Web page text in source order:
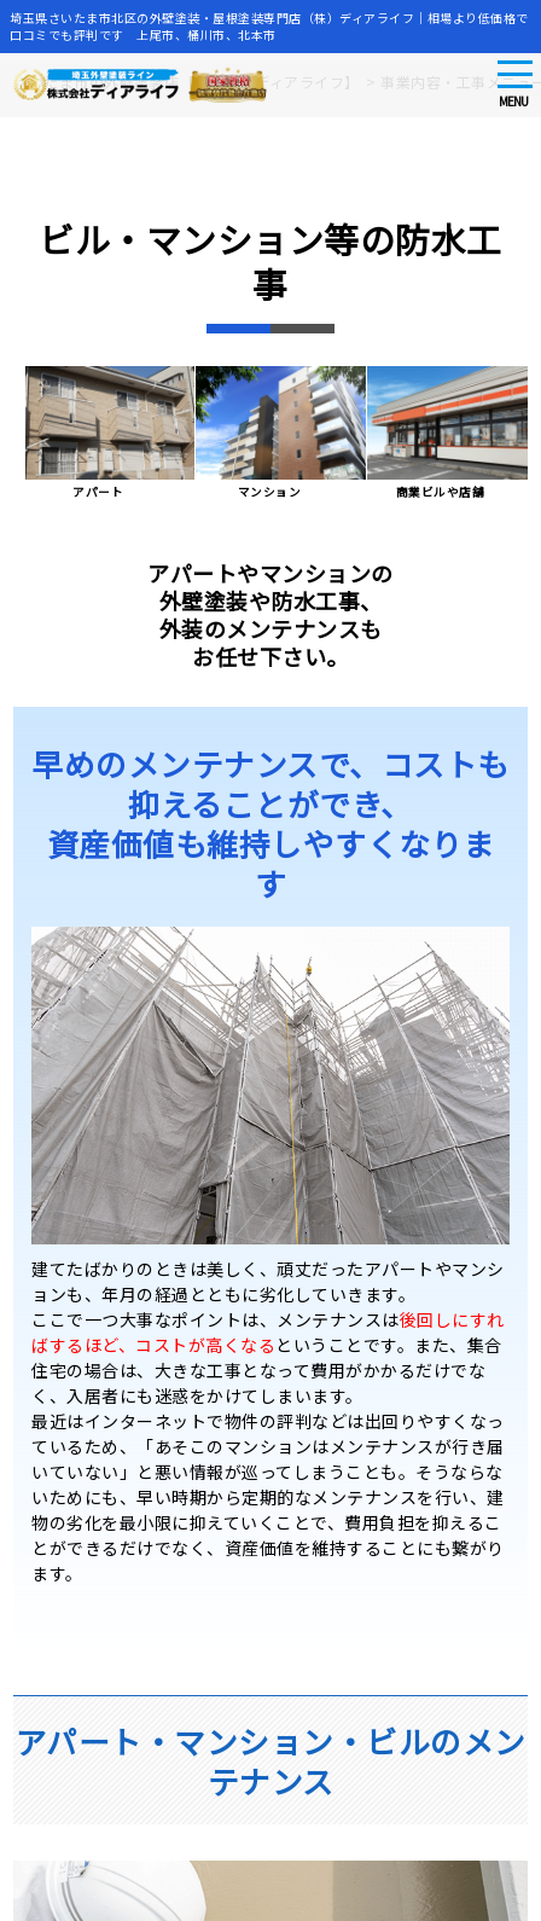
Skip
to
埼玉県さいたま市北区の外壁塗装・屋根塗装専門店（株）ディアライフ｜相場より低価格で
口コミでも評判です 上尾市、桶川市、北本市
MENU
さいたま市の外壁塗装店【株式会社ディアライフ】 事業内容・工事メニュ
ビル・マンション等の防水工
事
アパート マンション 商業ビルや店舗
アパートやマンションの
外壁塗装や防水工事、
外装のメンテナンスも
お任せ下さい。
早めのメンテナンスで、コストも
抑えることができ、
資産価値も維持しやすくなりま
す
建てたばかりのときは美しく、頑丈だったアパートやマンシ
ョンも、年月の経過とともに劣化していきます。
ここで一つ大事なポイントは、メンテナンスは後回しにすれ
ばするほど、コストが高くなる ということです。また、集合
住宅の場合は、大きな工事となって費用がかかるだけでな
く、入居者にも迷惑をかけてしまいます。
最近はインターネットで物件の評判などは出回りやすくなっ
ているため、「あそこのマンションはメンテナンスが行き届
いていない」と悪い情報が巡ってしまうことも。そうならな
いためにも、早い時期から定期的なメンテナンスを行い、建
物の劣化を最小限に抑えていくことで、費用負担を抑えるこ
とができるだけでなく、資産価値を維持することにも繋がり
ます。
アパート・マンション・ビルのメン
テナンス